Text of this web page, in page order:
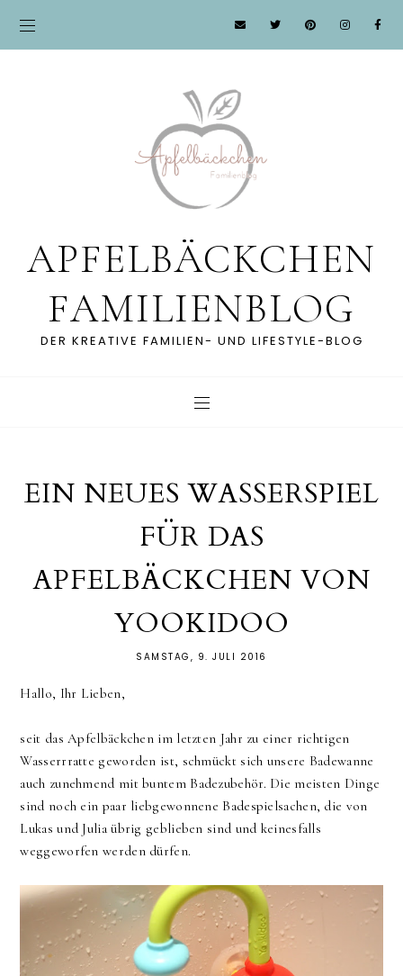
APFELBÄCKCHEN
FAMILIENBLOG
DER KREATIVE FAMILIEN- UND LIFESTYLE-BLOG
EIN NEUES WASSERSPIEL
FÜR DAS
APFELBÄCKCHEN VON
YOOKIDOO
SAMSTAG, 9. JULI 2016
Hallo, Ihr Lieben,
seit das Apfelbäckchen im letzten Jahr zu einer richtigen
Wasserrratte geworden ist, schmückt sich unsere Badewanne
auch zunehmend mit buntem Badezubehör. Die meisten Dinge
sind noch ein paar liebgewonnene Badespielsachen, die von
Lukas und Julia übrig geblieben sind und keinesfalls
weggeworfen werden dürfen.